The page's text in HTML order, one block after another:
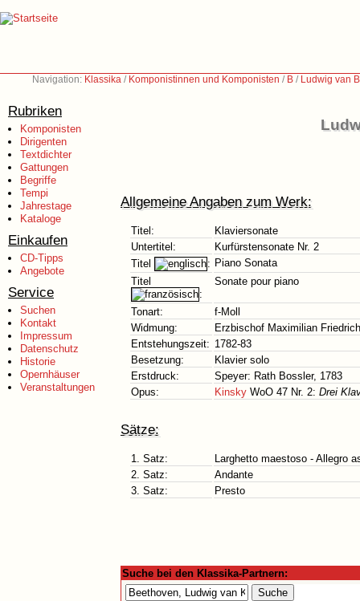
Navigation: Klassika / Komponistinnen und Komponisten / B / Ludwig van
Rubriken
Komponisten
Dirigenten
Textdichter
Gattungen
Begriffe
Tempi
Jahrestage
Kataloge
Einkaufen
CD-Tipps
Angebote
Service
Suchen
Kontakt
Impressum
Datenschutz
Historie
Opernhäuser
Veranstaltungen
Allgemeine Angaben zum Werk:
Titel:
Klaviersonate
Untertitel:
Kurfürstensonate Nr. 2
Titel
: Piano Sonata
Titel
:
Sonate pour piano
Tonart:
f-Moll
Widmung:
Erzbischof Maximilian
Entstehungszeit: 1782-83
Besetzung:
Klavier solo
Erstdruck:
Speyer: Rath Bossler, 1783
Opus:
Kinsky WoO 47 Nr. 2: Drei
Sätze:
1. Satz:
Larghetto maestoso - Allegro
2. Satz:
Andante
3. Satz:
Presto
Suche bei den Klassika-Partnern: